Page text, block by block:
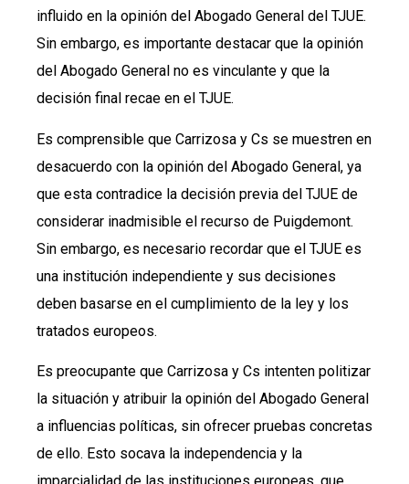
influido en la opinión del Abogado General del TJUE.
Sin embargo, es importante destacar que la opinión
del Abogado General no es vinculante y que la
decisión final recae en el TJUE.
Es comprensible que Carrizosa y Cs se muestren en
desacuerdo con la opinión del Abogado General, ya
que esta contradice la decisión previa del TJUE de
considerar inadmisible el recurso de Puigdemont.
Sin embargo, es necesario recordar que el TJUE es
una institución independiente y sus decisiones
deben basarse en el cumplimiento de la ley y los
tratados europeos.
Es preocupante que Carrizosa y Cs intenten politizar
la situación y atribuir la opinión del Abogado General
a influencias políticas, sin ofrecer pruebas concretas
de ello. Esto socava la independencia y la